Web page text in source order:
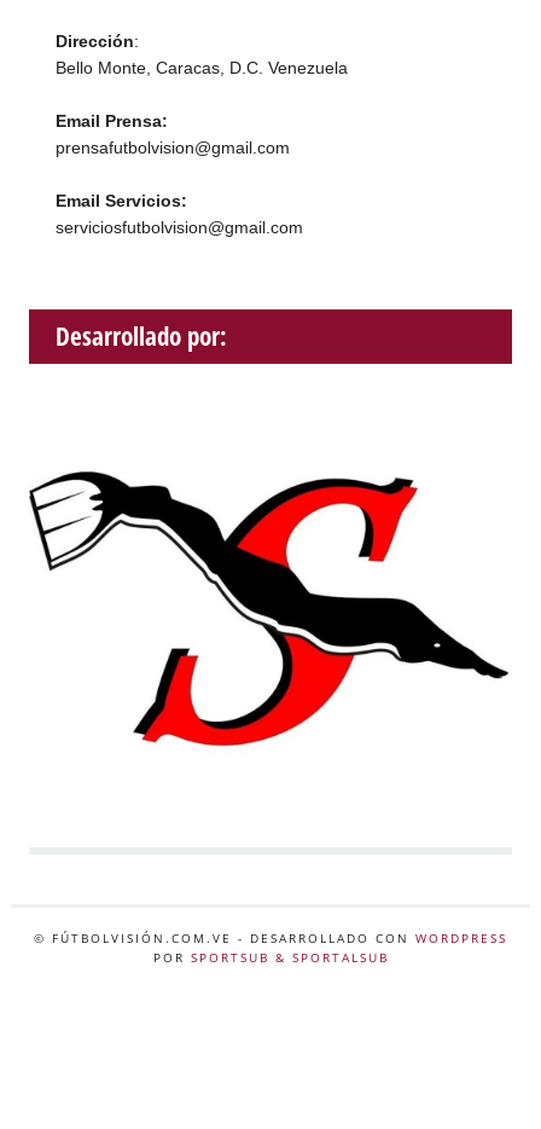
Dirección:
Bello Monte, Caracas, D.C. Venezuela
Email Prensa:
prensafutbolvision@gmail.com
Email Servicios:
serviciosfutbolvision@gmail.com
Desarrollado por:
© FÚTBOLVISIÓN.COM.VE - DESARROLLADO CON WORDPRESS
POR SPORTSUB & SPORTALSUB